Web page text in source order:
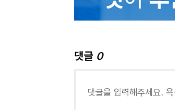
댓글 0